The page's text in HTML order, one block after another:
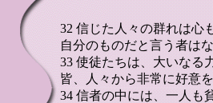
32 信じた人々の群れは心
自分のものだと言う者は
33 使徒たちは、大いなる
皆、人々から非常に好意
34 信者の中には、一人も